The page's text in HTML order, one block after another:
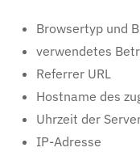
Browsertyp und
verwendetes
Referrer URL
Hostname des
Uhrzeit der
IP-Adresse